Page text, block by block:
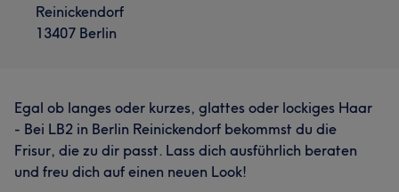
Reinickendorf
13407 Berlin
Egal ob langes oder kurzes, glattes oder lockiges Haar
- Bei LB2 in Berlin Reinickendorf bekommst du die
Frisur, die zu dir passt. Lass dich ausführlich beraten
und freu dich auf einen neuen Look!